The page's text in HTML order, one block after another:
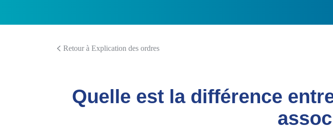
Retour à Explication des ordres
Quelle est la différence